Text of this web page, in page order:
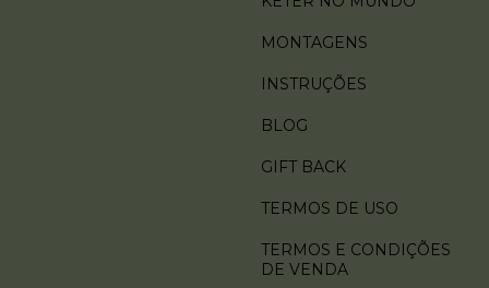
MONTAGENS
INSTRUÇÕES
BLOG
GIFT BACK
TERMOS DE USO
TERMOS E CONDIÇÕES
DE VENDA